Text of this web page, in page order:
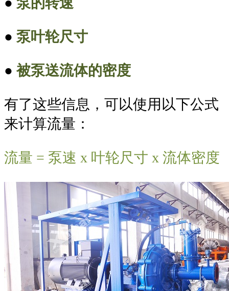
● 泵叶轮尺寸
●被泵送流体的密度
有了这些信息，可以使用以下公式
来计算流量：
流量 = 泵速 x 叶轮尺寸 x 流体密度